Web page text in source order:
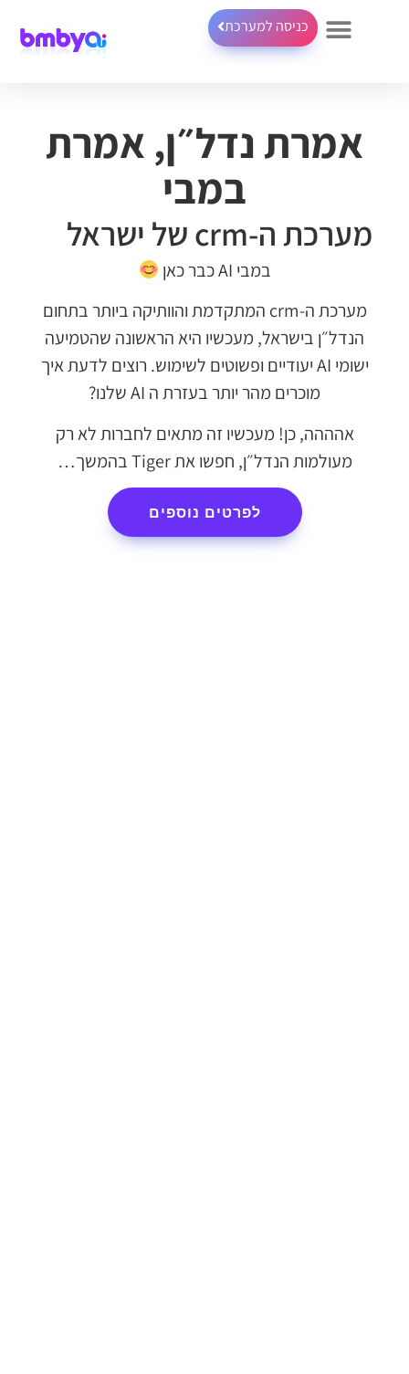
כניסה למערכת
אמרת נדל״ן, אמרת
במבי
מערכת ה-crm של ישראל
במבי AI כבר כאן
מערכת ה-crm המתקדמת והוותיקה ביותר בתחום
הנדל״ן בישראל, מעכשיו היא הראשונה שהטמיעה
ישומי AI יעודיים ופשוטים לשימוש. רוצים לדעת איך
מוכרים מהר יותר בעזרת ה AI שלנו?
אהההה, כן! מעכשיו זה מתאים לחברות לא רק
מעולמות הנדל״ן, חפשו את Tiger בהמשך…
לפרטים נוספים